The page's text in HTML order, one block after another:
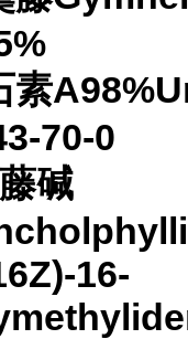
素
70-0
碱
16-